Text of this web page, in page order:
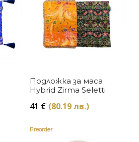
Подложка за маса
Hybrid Zirma Seletti
41 € (80.19 лв.)
Preorder